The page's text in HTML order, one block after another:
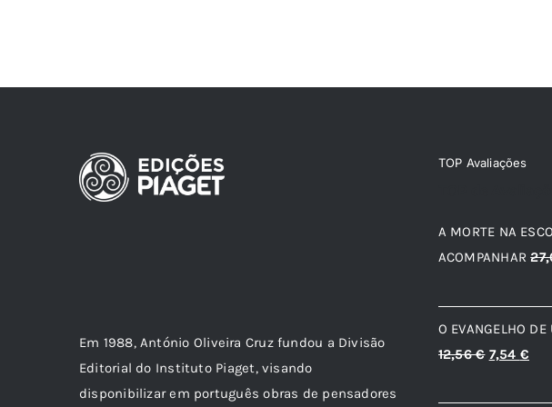
Em 1988, António Oliveira Cruz fundou a Divisão
Editorial do Instituto Piaget, visando
disponibilizar em português obras de pensadores
TOP Avaliações
A MORTE NA
ACOMPANHAR
O EVANGELHO
12,56€ O
7,54 €O